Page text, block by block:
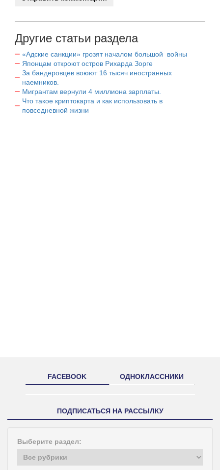
Другие статьи раздела
«Адские санкции» грозят началом большой войны
Японцам откроют остров Рихарда Зорге
За бандеровцев воюют 16 тысяч иностранных
наемников.
Мигрантам вернули 4 миллиона зарплаты.
Что такое криптокарта и как использовать в
повседневной жизни
FACEBOOK ОДНОКЛАССНИКИ
ПОДПИСАТЬСЯ НА РАССЫЛКУ
Выберите раздел: